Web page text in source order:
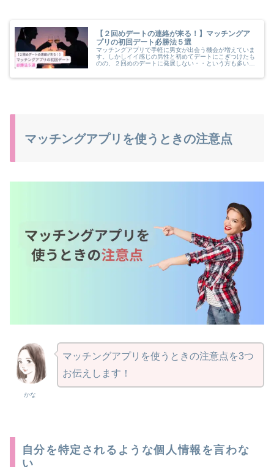
【２回めデートの連絡が来る！】マッチングア
プリの初回デート必勝法５選
マッチングアプリで手軽に男女が出会う機会が増えていま
す。しかしイイ感じの男性と初めてデートにこぎつけたも
のの、２回めのデートに発展しない・・という方も多いの
ック５選をご紹介します。
マッチングアプリを使うときの注意点
かな
マッチングアプリを使うときの注意点を3つ
お伝えします！
自分を特定されるような個人情報を言わな
い